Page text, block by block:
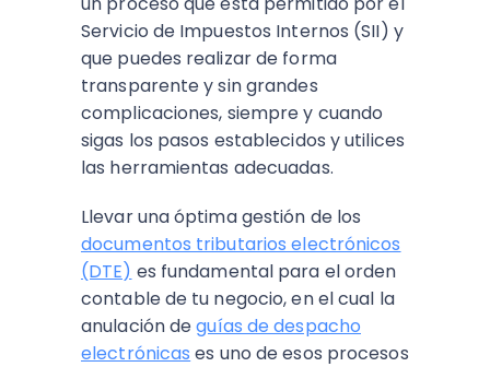
Servicio de Impuestos Internos (SII) y
que puedes realizar de forma
transparente y sin grandes
complicaciones, siempre y cuando
sigas los pasos establecidos y utilices
las herramientas adecuadas.
Llevar una óptima gestión de los
documentos tributarios electrónicos
(DTE) es fundamental para el orden
contable de tu negocio, en el cual la
anulación deguías de despacho
electrónicas es uno de esos procesos